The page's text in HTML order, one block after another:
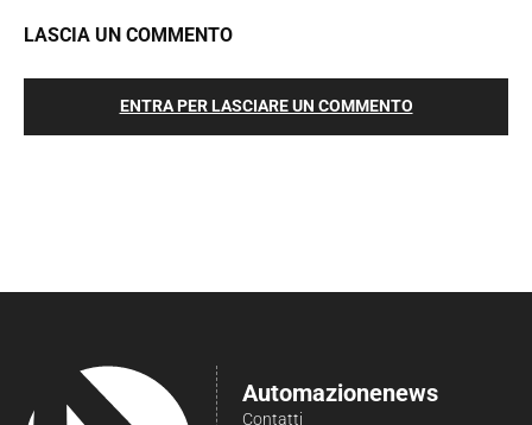
LASCIA UN COMMENTO
ENTRA PER LASCIARE UN COMMENTO
Automazionenews
Contatti